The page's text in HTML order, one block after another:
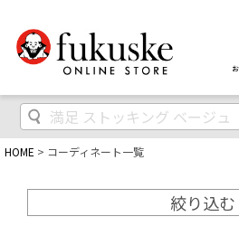
HOME コーディネート一覧
絞り込む